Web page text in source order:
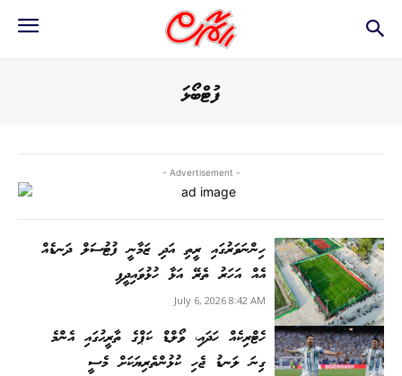
ފުޓްބޯޅަ
- Advertisement -
ހިންނަވަރުގައި ރީތި އަދި ޒަމާނީ ފުޓުސަލް ދަނޑެއް
އެއް އަހަރު ތެރޭ އަޅާ ހުޅުވައިދީފި
July 6, 2026 8:42 AM
ހެޓްރިކެއް ހަދައި، ވޯލްޑް ކަޕްގެ ތާރީޙުގައި އެންމެ
ގިނަ ލަނޑު ޖެހި ކުޅުންތެރިޔަކަށް މެސީ